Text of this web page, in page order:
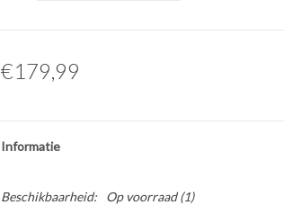
€179,99
Informatie
Beschikbaarheid: Op voorraad(1)